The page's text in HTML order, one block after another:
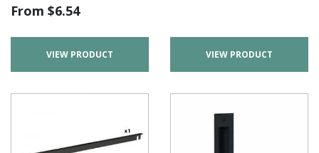
From $6.54
VIEW PRODUCT VIEW PRODUCT